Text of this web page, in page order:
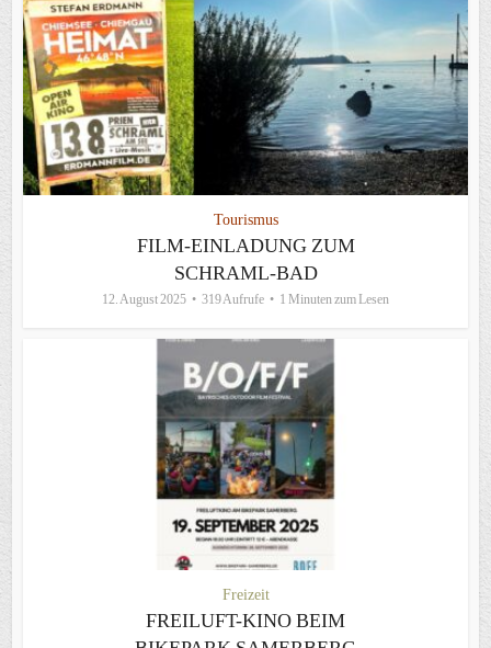
Tourismus
FILM-EINLADUNG ZUM
SCHRAML-BAD
12. August 2025 319 Aufrufe 1 Minuten zum Lesen
Freizeit
FREILUFT-KINO BEIM